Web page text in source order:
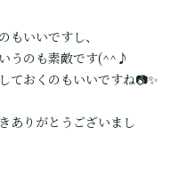
いいですし、
うのも素敵です(^^♪
ておくのもいいですね📷✨
ありがとうございまし